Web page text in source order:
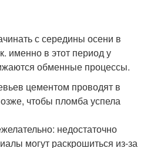
с середины осени в
именно в этот период у
обменные процессы.
цементом проводят в
чтобы пломба успела
недостаточно
могут раскрошиться из-за